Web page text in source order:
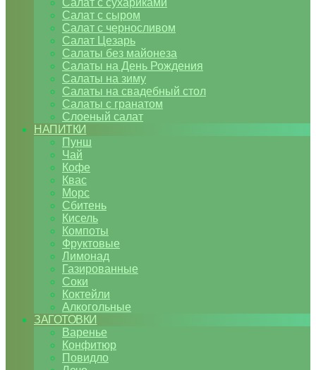
Салат с сухариками
Салат с сыром
Салат с черносливом
Салат Цезарь
Салаты без майонеза
Салаты на День Рождения
Салаты на зиму
Салаты на свадебный стол
Салаты с гранатом
Слоеный салат
НАПИТКИ
Пунш
Чай
Кофе
Квас
Морс
Сбитень
Кисель
Компоты
Фруктовые
Лимонад
Газированные
Соки
Коктейли
Алкогольные
ЗАГОТОВКИ
Варенье
Конфитюр
Повидло